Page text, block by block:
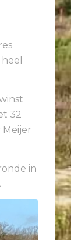
32
in